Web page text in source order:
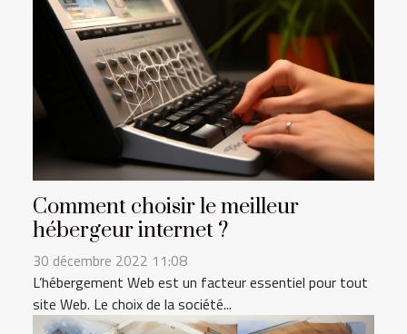
Comment choisir le meilleur
hébergeur internet ?
30 décembre 2022 11:08
L’hébergement Web est un facteur essentiel pour tout
site Web. Le choix de la société...